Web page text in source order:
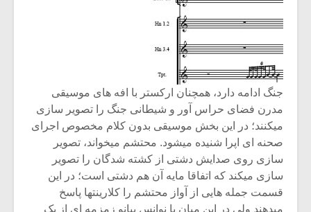
جنگ ادامه دارد، همچنان ارکستر با افه های موسیقی
مدرن فضای حراس آور و شیطانی جنگ را تصویر سازی
میکنند؛ در این بخش موسیقی بدون کلام مخصوص اجرای
صحنه ای اپرا شنیده میشود. محتشم میخواند، تصویر
سازی روی صدایش دشتی از کشته شدگان را تصویر
سازی میکند که اتفاقا مایه آن هم دشتی است؛ در این
قسمت جمله هایی از آواز محتشم را کلارینتها پاسخ
میدهند ولی در این میان با نوانس پیانو زمزمه ای از یک